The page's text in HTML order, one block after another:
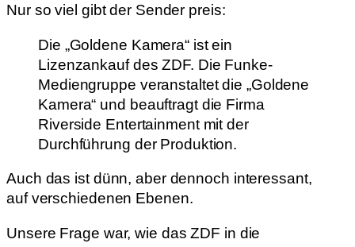
Nur so viel gibt der Sender preis:
Die „Goldene Kamera“ ist ein
Lizenzankauf des ZDF. Die Funke-
Mediengruppe veranstaltet die „Goldene
Kamera“ und beauftragt die Firma
Riverside Entertainment mit der
Durchführung der Produktion.
Auch das ist dünn, aber dennoch interessant,
auf verschiedenen Ebenen.
Unsere Frage war, wie das ZDF in die